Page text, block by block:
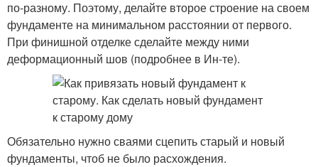
по-разному. Поэтому, делайте второе строение на своем
фундаменте на минимальном расстоянии от первого.
При финишной отделке сделайте между ними
деформационный шов (подробнее в Ин-те).
Обязательно нужно сваями сцепить старый и новый
фундаменты, чтоб не было расхождения.